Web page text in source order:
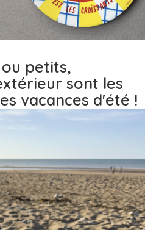
petits,
sont les
vacances d'été !